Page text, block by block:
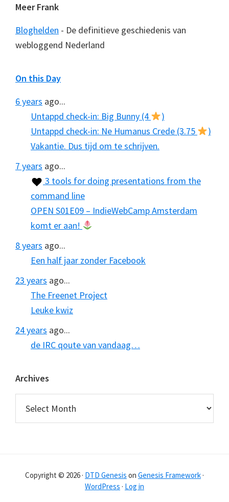
Meer Frank
Bloghelden - De definitieve geschiedenis van
webloggend Nederland
On this Day
6 years ago...
Untappd check-in: Big Bunny (4
)
Untappd check-in: Ne Humanus Crede (3.75
)
Vakantie. Dus tijd om te schrijven.
7 years ago...
3 tools for doing presentations from the
command line
OPEN S01E09 – IndieWebCamp Amsterdam
komt er aan!
8 years ago...
Een half jaar zonder Facebook
23 years ago...
The Freenet Project
Leuke kwiz
24 years ago...
de IRC qoute van vandaag…
Archives
Copyright © 2026 · DTD Genesis on Genesis Framework ·
WordPress · Log in